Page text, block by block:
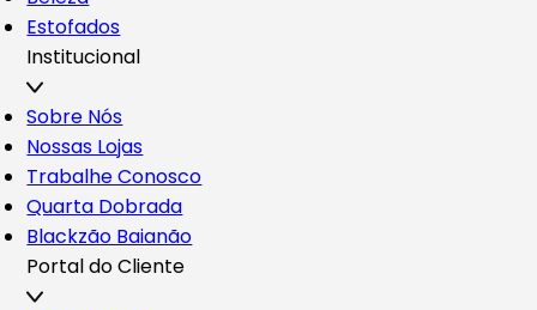
Estofados
Institucional
Sobre Nós
Nossas Lojas
Trabalhe Conosco
Quarta Dobrada
Blackzão Baianão
Portal do Cliente